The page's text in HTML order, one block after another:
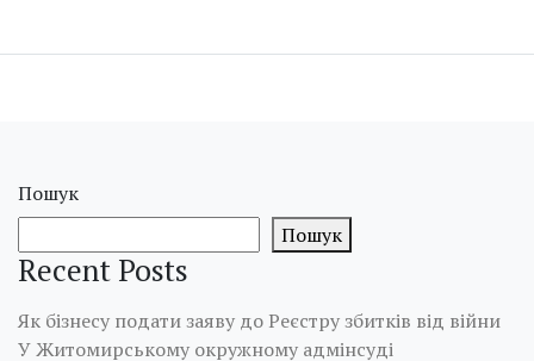
Пошук
Пошук
Recent Posts
Як бізнесу подати заяву до Реєстру збитків від війни
У Житомирському окружному адмінсуді